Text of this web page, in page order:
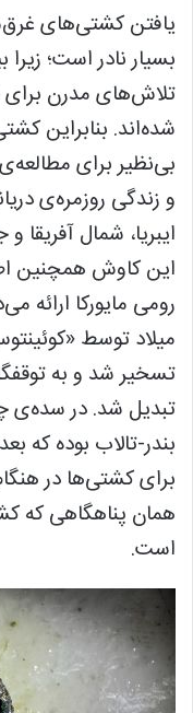
یافتن کشتی‌های
بسیار نادر است؛
تلاش‌های مدرن برای
شده‌اند. بنابراین
بی‌نظیر برای
و زندگی روزمره‌ی
ایبریا، شمال آفریقا
این کاوش همچنین
میلاد توسط
تسخیر شد و به
تبدیل شد. در سده‌ی
بندر-تالاب بوده که
برای کشتی‌ها در
همان پناهگاهی که
است.